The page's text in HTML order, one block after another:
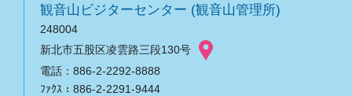
観音山ビジターセンター (観音山管理所)
248004
新北市五股区凌雲路三段130号
電話：886-2-2292-8888
ﾌｧｸｽ：886-2-2291-9444